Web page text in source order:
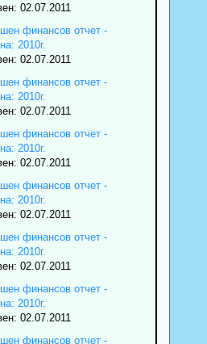
02.07.2011
финансов отчет -
2010г.
02.07.2011
финансов отчет -
2010г.
02.07.2011
финансов отчет -
2010г.
02.07.2011
финансов отчет -
2010г.
02.07.2011
финансов отчет -
2010г.
02.07.2011
финансов отчет -
2010г.
02.07.2011
финансов отчет -